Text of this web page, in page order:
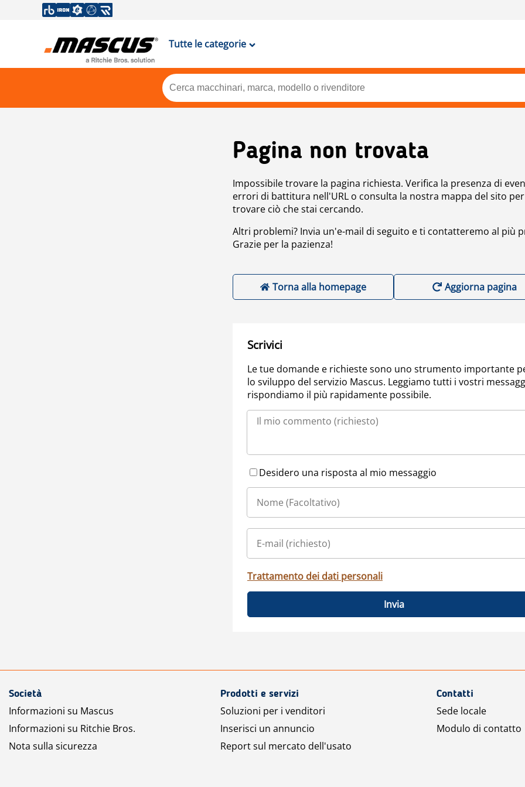
Tutte le categorie
Pagina non trovata
Impossibile trovare la pagina richiesta. Verifica la presenza di
errori di battitura nell'URL o consulta la nostra mappa del sito per
trovare ciò che stai cercando.
Altri problemi? Invia un'e-mail di seguito e ti contatteremo al più
Grazie per la pazienza!
Torna alla homepage Aggiorna pagina
Scrivici
Le tue domande e richieste sono uno strumento importante
lo sviluppo del servizio Mascus. Leggiamo tutti i vostri
rispondiamo il più rapidamente possibile.
Desidero una risposta al mio messaggio
Trattamento dei dati personali
Invia
Società
Informazioni su Mascus
Informazioni su Ritchie Bros.
Nota sulla sicurezza
Prodotti e servizi
Soluzioni per i venditori
Inserisci un annuncio
Report sul mercato dell'usato
Contatti
Sede locale
Modulo di contatto